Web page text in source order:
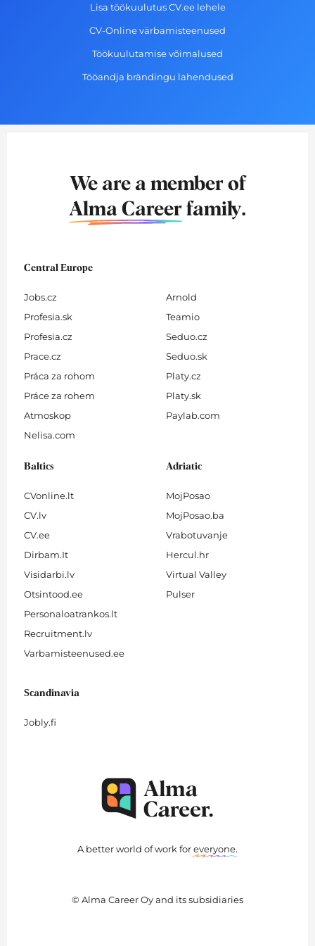
Lisa töökuulutus CV.ee lehele
CV-Online värbamisteenused
Töökuulutamise võimalused
Tööandja brändingu lahendused
We are a member of
Alma Career family.
Central Europe
Jobs.cz
Profesia.sk
Profesia.cz
Prace.cz
Práca za rohom
Práce za rohem
Atmoskop
Nelisa.com
Arnold
Teamio
Seduo.cz
Seduo.sk
Platy.cz
Platy.sk
Paylab.com
Baltics
CVonline.lt
CV.lv
CV.ee
Dirbam.It
Visidarbi.lv
Otsintood.ee
Personaloatrankos.lt
Recruitment.lv
Varbamisteenused.ee
Adriatic
MojPosao
MojPosao.ba
Vrabotuvanje
Hercul.hr
Virtual Valley
Pulser
Scandinavia
Jobly.fi
A better world of work foreveryone.
© Alma Career Oy and its subsidiaries